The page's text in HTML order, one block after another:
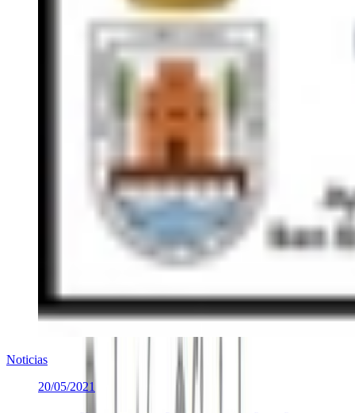
Noticias
20/05/2021